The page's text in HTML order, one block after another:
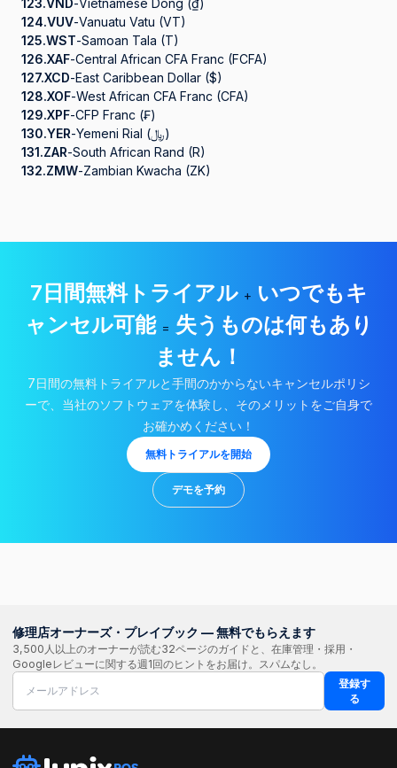
124.VUV-Vanuatu Vatu (VT)
125.WST-Samoan Tala (T)
126.XAF-Central African CFA Franc (FCFA)
127.XCD-East Caribbean Dollar ($)
128.XOF-West African CFA Franc (CFA)
129.XPF-CFP Franc (₣)
130.YER-
Yemeni Rial (﷼)
131.ZAR-South African Rand (R)
132.ZMW-Zambian Kwacha (ZK)
7日間無料トライアル + いつでもキ
ャンセル可能 = 失うものは何もあり
ません！
7日間の無料トライアルと手間のかからないキャンセルポリシ
ーで、当社のソフトウェアを体験し、そのメリットをご自身で
お確かめください！
デモを予約
無料トライアルを開始
修理店オーナーズ・プレイブック — 無料でもらえます
3,500人以上のオーナーが読む32ページのガイドと、在庫管理・採用・
Googleレビューに関する週1回のヒントをお届け。スパムなし。
登録す
る